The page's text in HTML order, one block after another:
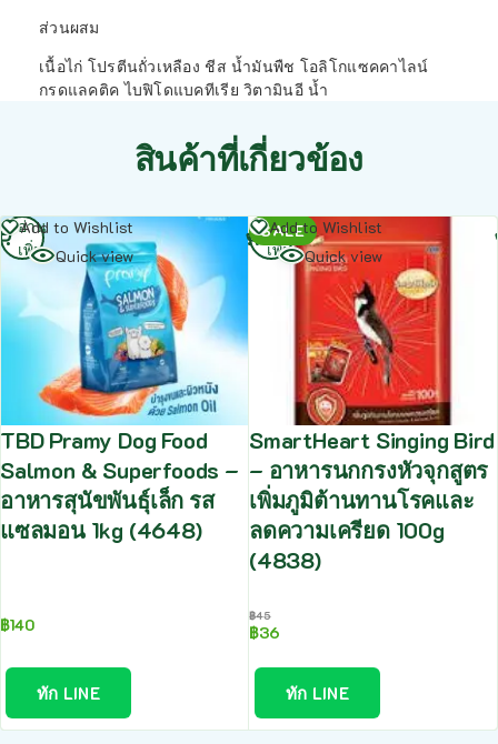
ส่วนผสม
เนื้อไก่ โปรตีนถั่วเหลือง ชีส น้ำมันพืช โอลิโกแซคคาไลน์
กรดแลคติค ไบฟิโดแบคทีเรีย วิตามินอี น้ำ
สินค้าที่เกี่ยวข้อง
Add to Wishlist
Quick view
TBD Pramy Dog Food
Salmon & Superfoods –
อาหารสุนัขพันธุ์เล็ก รส
แซลมอน 1kg (4648)
฿140
ทัก LINE
อ่าน
เพิ่ม
SALE
Add to Wishlist
Quick view
SmartHeart Singing Bird
– อาหารนกกรงหัวจุกสูตร
เพิ่มภูมิต้านทานโรคและ
ลดความเครียด 100g
(4838)
฿45
฿36
ทัก LINE
อ่าน
เพิ่ม